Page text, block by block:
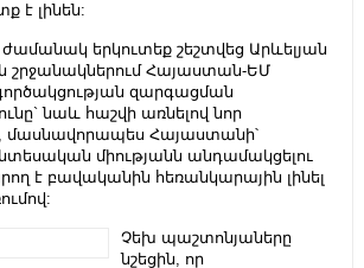
է լինեն:
երկուտեք շեշտվեց Արևելյան
շրջանակներում Հայաստան-ԵՄ
զարգացման
նաև հաշվի առնելով նոր
մասնավորապես Հայաստանի՝
միությանն անդամակցելու
է բավականին հեռանկարային լինել
Չեխ պաշտոնյաները
նշեցին, որ